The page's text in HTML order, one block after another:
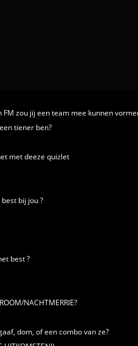
zou jij een team mee kunnen
tiener ben?
met deeze quizlet
bij jou ?
best ?
NACHTMERRIE?
dom, of een combo van ze?